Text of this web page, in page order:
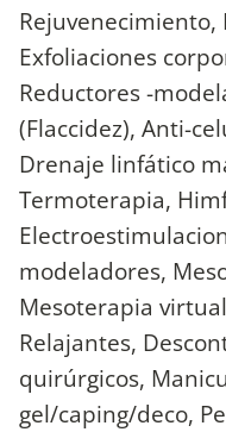
Rejuvenecimiento,
Exfoliaciones
Reductores -
(Flaccidez), Anti-
Drenaje linfático
Termoterapia,
modeladores,
Mesoterapia
Relajantes,
quirúrgicos,
gel/caping/deco,